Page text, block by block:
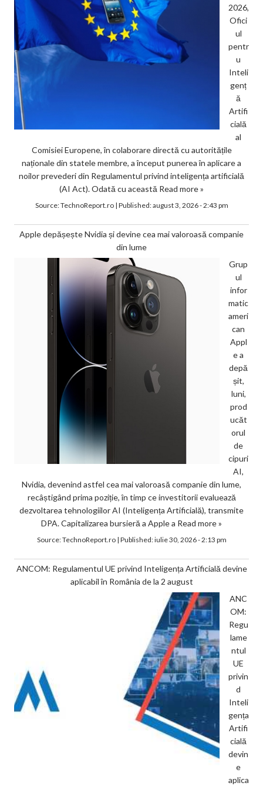
2026,
Ofici
ul
pentr
u
Inteli
genț
ă
Artifi
cială
al
Comisiei Europene, în colaborare directă cu autoritățile
naționale din statele membre, a început punerea în aplicare a
noilor prevederi din Regulamentul privind inteligența artificială
(AI Act). Odată cu această Read more »
Source:TechnoReport.ro| Published:august 3, 2026 - 2:43 pm
Apple depășește Nvidia și devine cea mai valoroasă companie
din lume
Grup
ul
infor
matic
ameri
can
Appl
e a
depă
șit,
luni,
prod
ucăt
orul
de
cipuri
AI,
Nvidia, devenind astfel cea mai valoroasă companie din lume,
recâștigând prima poziție, în timp ce investitorii evaluează
dezvoltarea tehnologiilor AI (Inteligența Artificială), transmite
DPA. Capitalizarea bursieră a Apple a Read more »
Source:TechnoReport.ro| Published:iulie 30, 2026 - 2:13 pm
ANCOM: Regulamentul UE privind Inteligența Artificială devine
aplicabil în România de la 2 august
ANC
OM:
Regu
lame
ntul
UE
privin
d
Inteli
gența
Artifi
cială
devin
e
aplica